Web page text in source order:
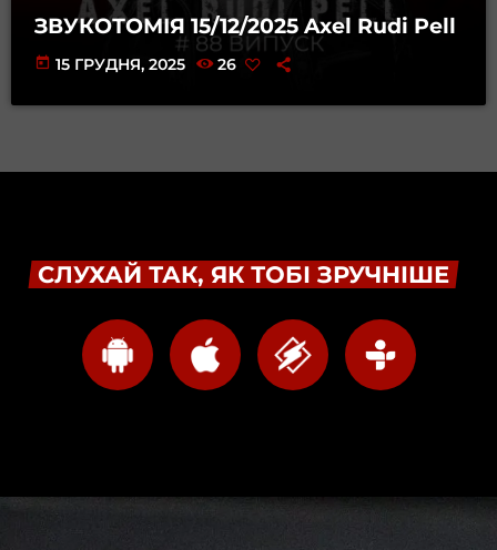
ЗВУКОТОМІЯ 15/12/2025 Axel Rudi Pell
today 15 ГРУДНЯ, 2025 26
СЛУХАЙ ТАК, ЯК ТОБІ ЗРУЧНІШЕ